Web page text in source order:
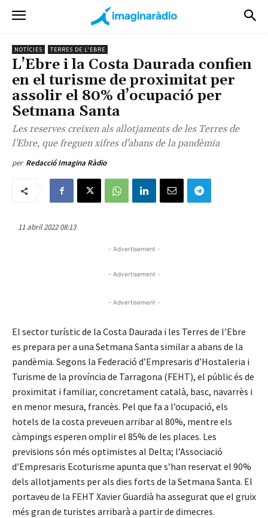
NOTÍCIES TERRES DE L'EBRE
L’Ebre i la Costa Daurada confien
en el turisme de proximitat per
assolir el 80% d’ocupació per
Setmana Santa
Les reserves creixen als allotjaments de les Terres de
l'Ebre, que freguen xifres d'abans de la pandèmia
per Redacció Imagina Ràdio
11 abril 2022 08:13
- Advertisement -
- Advertisement -
- Advertisement -
El sector turístic de la Costa Daurada i les Terres de l’Ebre
es prepara per a una Setmana Santa similar a abans de la
pandèmia. Segons la Federació d’Empresaris d’Hostaleria i
Turisme de la província de Tarragona (FEHT), el públic és de
proximitat i familiar, concretament català, basc, navarrès i
en menor mesura, francès. Pel que fa a l’ocupació, els
hotels de la costa preveuen arribar al 80%, mentre els
càmpings esperen omplir el 85% de les places. Les
previsions són més optimistes al Delta; l’Associació
d’Empresaris Ecoturisme apunta que s’han reservat el 90%
dels allotjaments per als dies forts de la Setmana Santa. El
portaveu de la FEHT Xavier Guardià ha assegurat que el gruix
més gran de turistes arribarà a partir de dimecres.